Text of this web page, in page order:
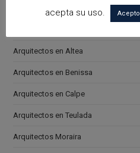
arquitectora espacios biofilicos
Arquitectos en Altea
Arquitectos en Benissa
Arquitectos en Calpe
Arquitectos en Teulada
Arquitectos Moraira
acepta su uso.
Acepto